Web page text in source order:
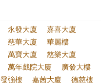
永發大廈
嘉喜大廈
慈華大廈
華麗樓
萬寶大廈
慈樂大廈
萬年戲院大廈
廣發大樓
發強樓 嘉茜大廈
德慈樓